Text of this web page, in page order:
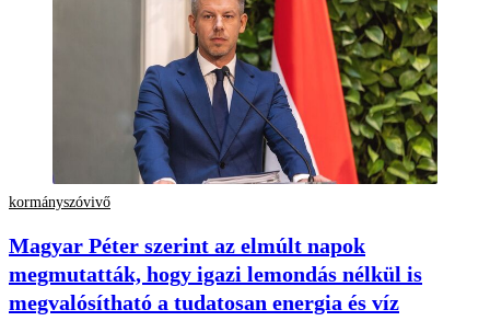
kormányszóvivő
Magyar Péter szerint az elmúlt napok
megmutatták, hogy igazi lemondás nélkül is
megvalósítható a tudatosan energia és víz